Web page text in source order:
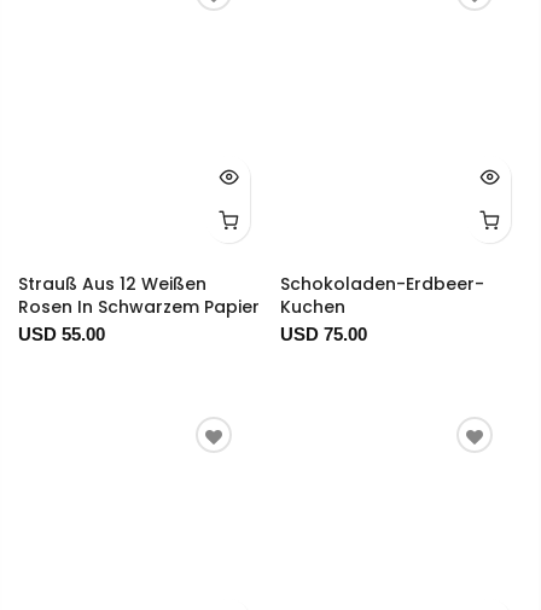
Strauß Aus 12 Weißen
Rosen In Schwarzem Papier
USD 55.00
Schokoladen-Erdbeer-
Kuchen
USD 75.00